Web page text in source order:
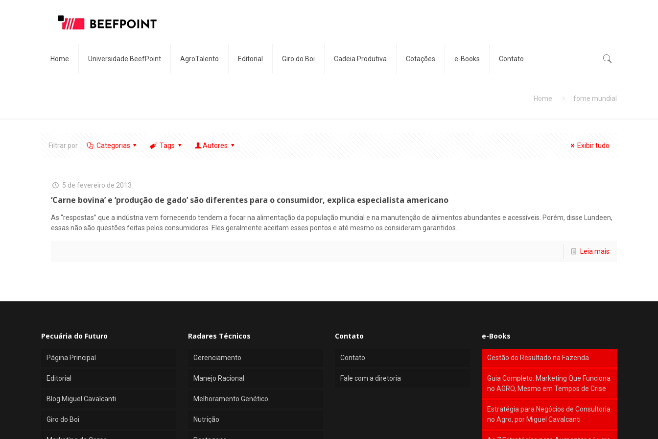
Home Universidade BeefPoint AgroTalento Editorial Giro do Boi Cadeia Produtiva Cotações e-Books Contato
Home fome mundial
Filtrar por Categorias Tags Autores Exibir tudo
5 de fevereiro de 2013
‘Carne bovina’ e ‘produção de gado’ são diferentes para o consumidor, explica especialista americano
As “respostas” que a indústria vem fornecendo tendem a focar na alimentação da população mundial e na manutenção de alimentos abundantes e acessíveis. Porém, disse Lundeen,
essas não são questões feitas pelos consumidores. Eles geralmente aceitam esses pontos e até mesmo os consideram garantidos.
Leia mais
Pecuária do Futuro
Página Principal
Editorial
Blog Miguel Cavalcanti
Giro do Boi
Radares Técnicos
Gerenciamento
Manejo Racional
Melhoramento Genético
Nutrição
Contato
Contato
Fale com a diretoria
e-Books
Gestão do Resultado na Fazenda
Guia Completo: Marketing Que Funciona
no AGRO, Mesmo em Tempos de Crise
Estratégia para Negócios de Consultoria
no Agro, por Miguel Cavalcanti